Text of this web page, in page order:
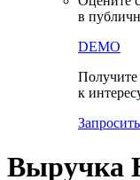
Оцените
в
DEMO
Получите